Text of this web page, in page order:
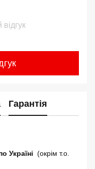
Гарантія
Україні (окрім т.о.